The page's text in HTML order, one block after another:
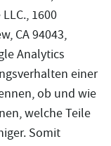
1600
CA 94043,
Analytics
einer
ob und wie
welche Teile
Somit